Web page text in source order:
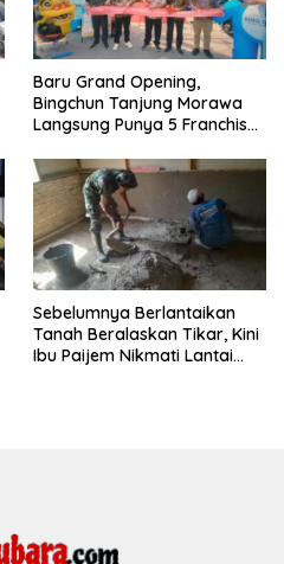
‎Baru Grand Opening,
Bingchun Tanjung Morawa
Langsung Punya 5 Franchise
Sebelumnya Berlantaikan
Tanah Beralaskan Tikar, Kini
Ibu Paijem Nikmati Lantai